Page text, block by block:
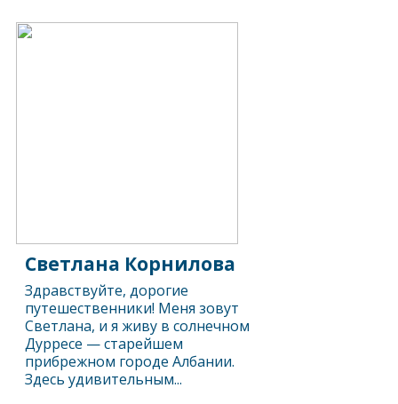
Светлана Корнилова
Здравствуйте, дорогие
путешественники! Меня зовут
Светлана, и я живу в солнечном
Дурресе — старейшем
прибрежном городе Албании.
Здесь удивительным...